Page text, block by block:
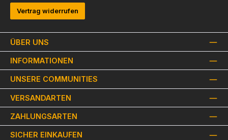
ÜBER UNS
INFORMATIONEN
Vertrag widerrufen
UNSERE COMMUNITIES
VERSANDARTEN
ZAHLUNGSARTEN
SICHER EINKAUFEN